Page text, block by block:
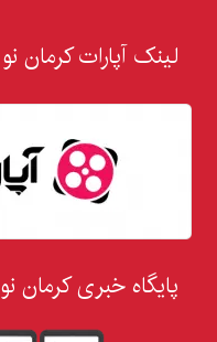
لینک آپارات کرمان نو
پایگاه خبری کرمان نو